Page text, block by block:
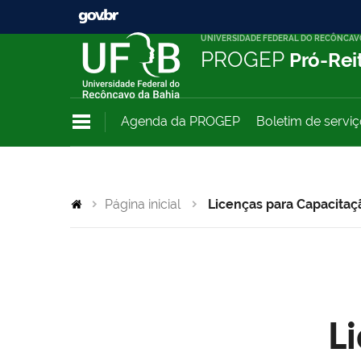
UNIVERSIDADE FEDERAL DO
PROGEP Pró-
Agenda da PROGEP Boletim de
Página inicial Licenças para